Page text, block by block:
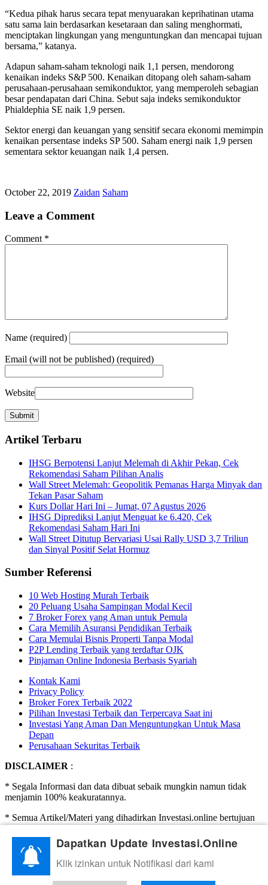
“Kedua pihak harus secara tepat menyuarakan keprihatinan utama
satu sama lain berdasarkan kesetaraan dan saling menghormati,
menciptakan lingkungan yang menguntungkan dan mencapai tujuan
bersama,” katanya.
Adapun saham-saham teknologi naik 1,1 persen, mendorong
kenaikan indeks S&P 500. Kenaikan ditopang oleh saham-saham
perusahaan-perusahaan semikonduktor, yang memperoleh sebagian
besar pendapatan dari China. Sebut saja indeks semikonduktor
Phialdephia SE naik 1,9 persen.
Sektor energi dan keuangan yang sensitif secara ekonomi memimpin
kenaikan persentase indeks SP 500. Saham energi naik 1,9 persen
sementara sektor keuangan naik 1,4 persen.
October 22, 2019 Zaidan Saham
Leave a Comment
Comment *
Name (required)
Email (will not be published) (required)
Website
Artikel Terbaru
IHSG Berpotensi Lanjut Melemah di Akhir Pekan, Cek
Rekomendasi Saham Pilihan Analis
Wall Street Melemah: Geopolitik Pemanas Harga Minyak dan
Tekan Pasar Saham
Kurs Dollar Hari Ini – Jumat, 07 Agustus 2026
IHSG Diprediksi Lanjut Menguat ke 6.420, Cek
Rekomendasi Saham Hari Ini
Wall Street Ditutup Bervariasi Usai Rally USD 3,7 Triliun
dan Sinyal Positif Selat Hormuz
Sumber Referensi
10 Web Hosting Murah Terbaik
20 Peluang Usaha Sampingan Modal Kecil
7 Broker Forex yang Aman untuk Pemula
Cara Memilih Asuransi Pendidikan Terbaik
Cara Memulai Bisnis Properti Tanpa Modal
P2P Lending Terbaik yang terdaftar OJK
Pinjaman Online Indonesia Berbasis Syariah
Kontak Kami
Privacy Policy
Broker Forex Terbaik 2022
Pilihan Investasi Terbaik dan Terpercaya Saat ini
Investasi Yang Aman Dan Menguntungkan Untuk Masa
Depan
Perusahaan Sekuritas Terbaik
DISCLAIMER :
* Segala Informasi dan data dibuat sebaik mungkin namun tidak
menjamin 100% keakuratannya.
* Semua Artikel/Materi yang dihadirkan Investasi.online bertujuan
hanya untuk edukasi.
* Investasi.Online Tidak menghimpun dana, tidak mengajak
ataupun mengharuskan untuk berinvestasi. Investasi adalah
beresiko, segala keputusan dan kerugian adalah tanggung jawab
Anda (pengunjung/pembaca) sendiri.
Dapatkan Update Investasi.Online
Klik izinkan untuk Notifikasi dari kami